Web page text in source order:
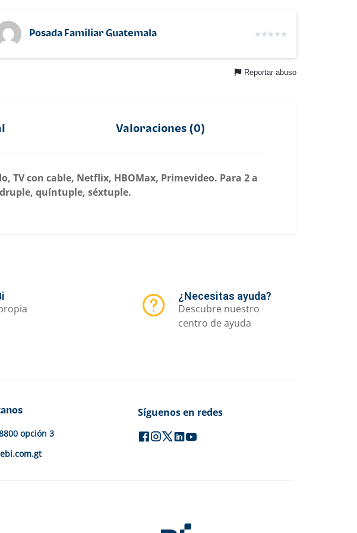
Posada Familiar Guatemala
Reportar abuso
Valoraciones (0)
con cable, Netflix, HBOMax, Primevideo. Para 2 a
quíntuple, séxtuple.
¿Necesitas ayuda?
Descubre nuestro
centro de ayuda
opción 3
Síguenos en redes